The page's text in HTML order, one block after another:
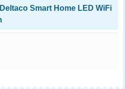
Smart Home LED WiFi